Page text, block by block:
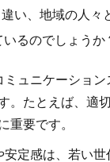
い、地域の人々
るのでしょうか
ュニケーショ
。たとえば、適
重要です。
定感は、若い